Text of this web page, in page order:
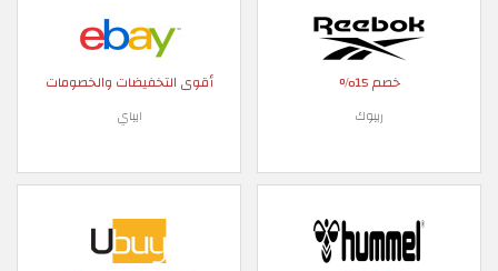
خصم 15%
ريبوك
أقوى التخفيضات والخصومات
ايباي